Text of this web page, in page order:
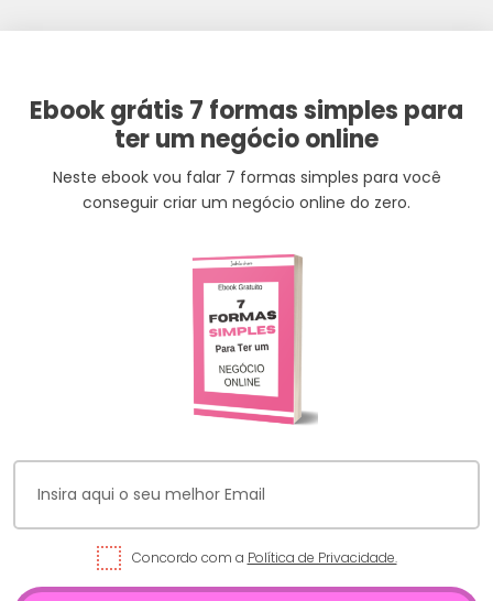
Ebook grátis 7 formas simples para
ter um negócio online
Neste ebook vou falar 7 formas simples para você
conseguir criar um negócio online do zero.
Concordo com a Política de Privacidade.